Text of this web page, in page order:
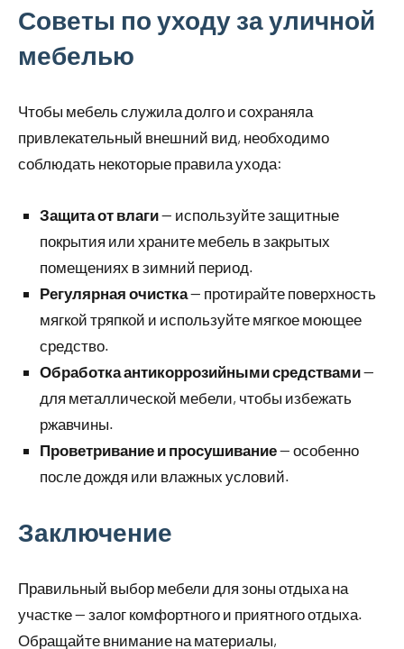
Советы по уходу за уличной
мебелью
Чтобы мебель служила долго и сохраняла
привлекательный внешний вид, необходимо
соблюдать некоторые правила ухода:
Защита от влаги— используйте защитные
покрытия или храните мебель в закрытых
помещениях в зимний период.
Регулярная очистка— протирайте поверхность
мягкой тряпкой и используйте мягкое моющее
средство.
Обработка антикоррозийными средствами—
для металлической мебели, чтобы избежать
ржавчины.
Проветривание и просушивание— особенно
после дождя или влажных условий.
Заключение
Правильный выбор мебели для зоны отдыха на
участке — залог комфортного и приятного отдыха.
Обращайте внимание на материалы,